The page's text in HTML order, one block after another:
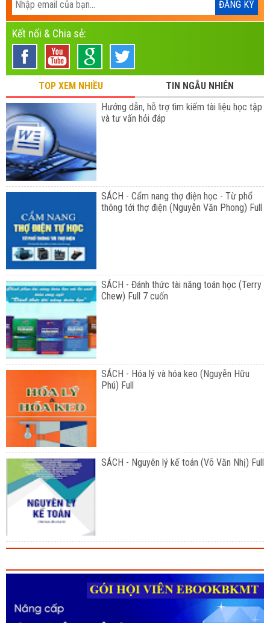
Kết nối & Chia sẻ:
TOP XEM NHIỀU
TIN NGẪU NHIÊN
Hướng dẫn, hỗ trợ tìm kiếm tài liệu học tập
và tư vấn hỏi đáp
SÁCH - Cẩm nang thợ điện học - Từ phổ
thông tới thợ điện (Nguyễn Văn Phong) Full
SÁCH - Đánh thức tài năng toán học (Terry
Chew) Full 7 cuốn
SÁCH - Hóa lý và hóa keo (Nguyễn Hữu
Phú) Full
SÁCH - Nguyên lý kế toán (Võ Văn Nhị) Full